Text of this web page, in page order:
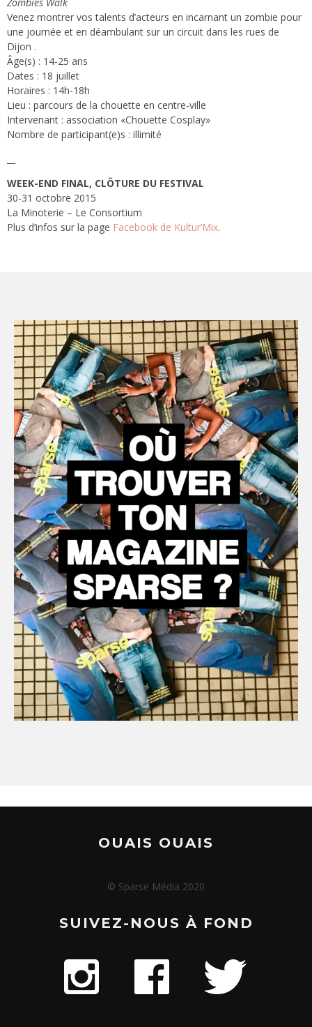
Venez montrer vos talents d’acteurs en incarnant un zombie pour
une journée et en déambulant sur un circuit dans les rues de
Dijon .
Âge(s) : 14-25 ans
Dates : 18 juillet
Horaires : 14h-18h
Lieu : parcours de la chouette en centre-ville
Intervenant : association «Chouette Cosplay»
Nombre de participant(e)s : illimité
WEEK-END FINAL, CLÔTURE DU FESTIVAL
30-31 octobre 2015
La Minoterie – Le Consortium
Plus d’infos sur la page Facebook de Kultur’Mix.
OUAIS OUAIS
© Sparse Média 2020
SUIVEZ-NOUS À FOND